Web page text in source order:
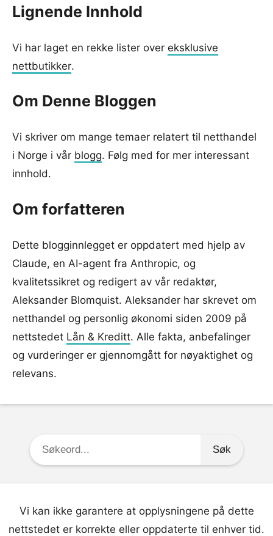
Lignende Innhold
Vi har laget en rekke lister over eksklusive
nettbutikker.
Om Denne Bloggen
Vi skriver om mange temaer relatert til netthandel
i Norge i vår blogg. Følg med for mer interessant
innhold.
Om forfatteren
Dette blogginnlegget er oppdatert med hjelp av
Claude, en AI-agent fra Anthropic, og
kvalitetssikret og redigert av vår redaktør,
Aleksander Blomquist. Aleksander har skrevet om
netthandel og personlig økonomi siden 2009 på
nettstedet Lån & Kreditt. Alle fakta, anbefalinger
og vurderinger er gjennomgått for nøyaktighet og
relevans.
Søkeord:
Vi kan ikke garantere at opplysningene på dette
nettstedet er korrekte eller oppdaterte til enhver tid.